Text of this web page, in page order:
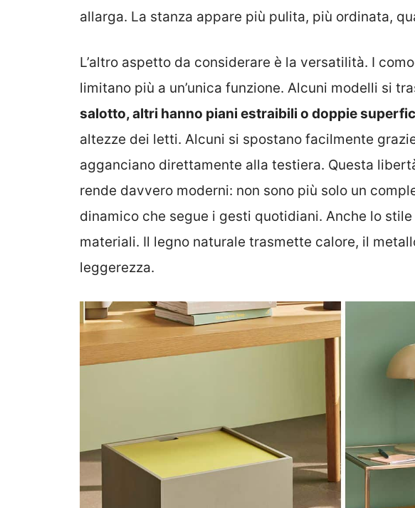
allarga. La stanza appare più pulita, più ordinata,
L’altro aspetto da considerare è la versatilità. I
limitano più a un’unica funzione. Alcuni modelli si
salotto, altri hanno piani estraibili o doppie
altezze dei letti. Alcuni si spostano facilmente
agganciano direttamente alla testiera. Questa
rende davvero moderni: non sono più solo un
dinamico che segue i gesti quotidiani. Anche lo
materiali. Il legno naturale trasmette calore, il
leggerezza.